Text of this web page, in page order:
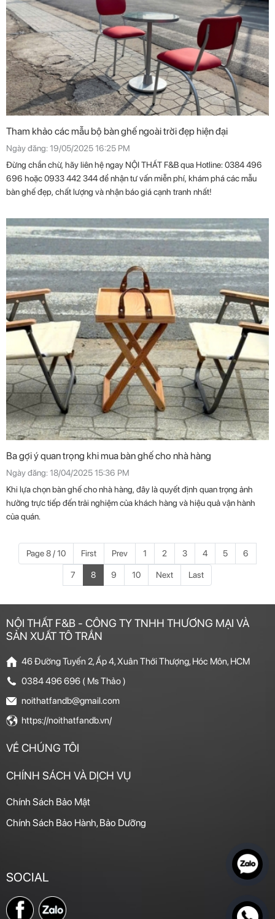
Tham khảo các mẫu bộ bàn ghế ngoài trời đẹp hiện đại
Ngày đăng: 19/05/2025 16:25 PM
Đừng chần chừ, hãy liên hệ ngay NỘI THẤT F&B qua Hotline: 0384 496
696 hoặc 0933 442 344 để nhận tư vấn miễn phí, khám phá các mẫu
bàn ghế đẹp, chất lượng và nhận báo giá cạnh tranh nhất!
Ba gợi ý quan trọng khi mua bàn ghế cho nhà hàng
Ngày đăng: 18/04/2025 15:36 PM
Khi lựa chọn bàn ghế cho nhà hàng, đây là quyết định quan trọng ảnh
hưởng trực tiếp đến trải nghiệm của khách hàng và hiệu quả vận hành
của quán.
Page 8 / 10 First Prev 1 2 3 4 5 6
7 8 9 10 Next Last
NỘI THẤT F&B - CÔNG TY TNHH THƯƠNG MẠI VÀ
SẢN XUẤT TÔ TRẦN
46 Đường Tuyến 2, Ấp 4, Xuân Thới Thượng, Hóc Môn, HCM
0384 496 696 ( Ms Thảo )
noithatfandb@gmail.com
https://noithatfandb.vn/
VỀ CHÚNG TÔI
CHÍNH SÁCH VÀ DỊCH VỤ
Chính Sách Bảo Mật
Chính Sách Bảo Hành, Bảo Dưỡng
SOCIAL